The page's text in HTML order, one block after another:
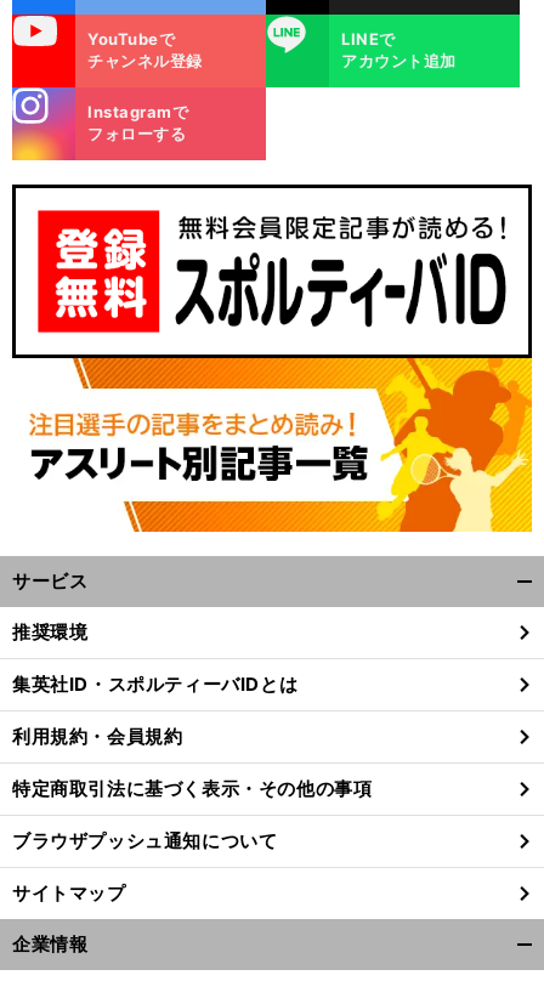
YouTubeで
チャンネル登録
LINE
LINEで
アカウント追加
m
Instagramで
フォローする
サービス
閉
る
推奨環境
集英社ID・スポルティーバIDとは
利用規約・会員規約
特定商取引法に基づく表示・その他の事項
ブラウザプッシュ通知について
サイトマップ
企業情報